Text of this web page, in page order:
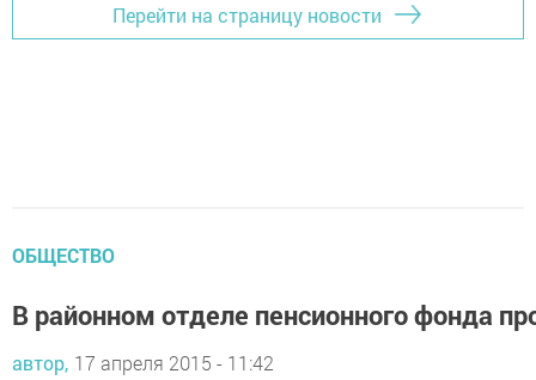
Перейти на страницу новости
ОБЩЕСТВО
В районном отделе пенсионного фонда
автор, 17 апреля 2015 - 11:42